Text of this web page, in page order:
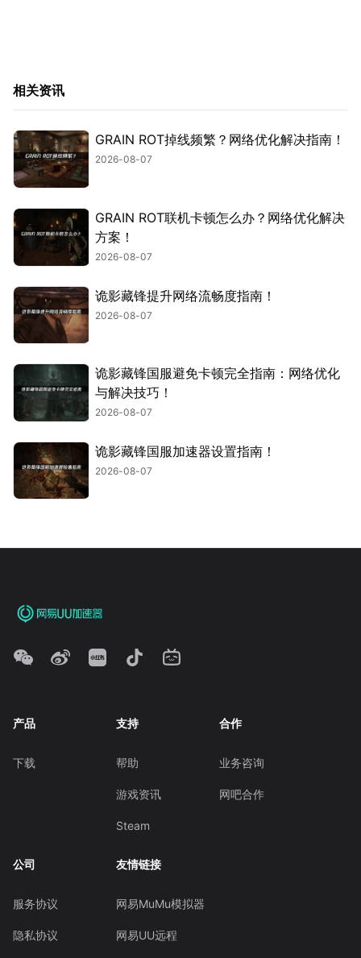
相关资讯
GRAIN ROT掉线频繁？网络优化解决指南！
2026-08-07
GRAIN ROT联机卡顿怎么办？网络优化解决
方案！
2026-08-07
诡影藏锋提升网络流畅度指南！
2026-08-07
诡影藏锋国服避免卡顿完全指南：网络优化
与解决技巧！
2026-08-07
诡影藏锋国服加速器设置指南！
2026-08-07
产品
下载
支持
帮助
游戏资讯
Steam
合作
业务咨询
网吧合作
公司
服务协议
隐私协议
友情链接
网易MuMu模拟器
网易UU远程